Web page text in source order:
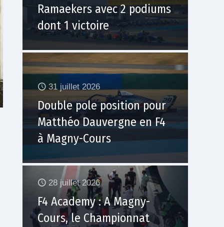
Ramaekers avec 2 podiums
dont 1 victoire
31 juillet 2026
Double pole position pour
Matthéo Dauvergne en F4
à Magny-Cours
28 juillet 2026
F4 Academy : A Magny-
Cours, le Championnat